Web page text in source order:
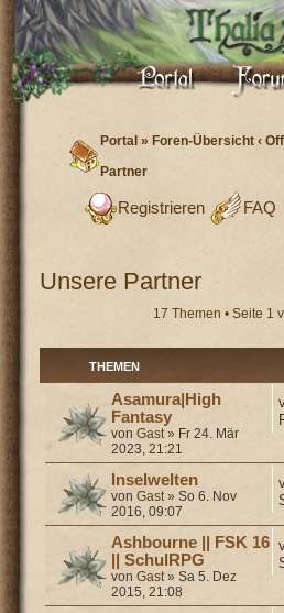
Portal »Foren-Übersicht ‹
Partner
FAQ
Registrieren
Unsere Partner
17 Themen • Seite 1
THEMEN
Asamura|High
Fantasy
vonGast» Fr 24. Mär
2023, 21:21
Inselwelten
vonGast» So 6. Nov
2016, 09:07
Ashbourne || FSK 16
|| SchulRPG
vonGast» Sa 5. Dez
2015, 21:08